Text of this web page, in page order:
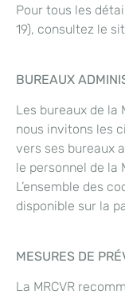
Pour tous les
19), consultez le
BUREAUX
Les bureaux de la
nous invitons les
vers ses bureaux
le personnel de la
L’ensemble des
disponible sur la
MESURES DE
La MRCVR